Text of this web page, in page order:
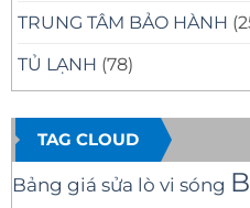
TRUNG TÂM BẢO HÀNH
TỦ LẠNH (78)
TAG CLOUD
Bảng giá sửa lò vi sóng